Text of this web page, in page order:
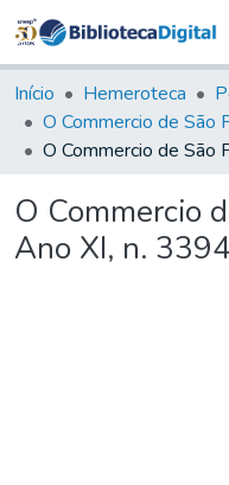
Início Hemeroteca
O Commercio de São
O Commercio
Ano XI, n. 3394